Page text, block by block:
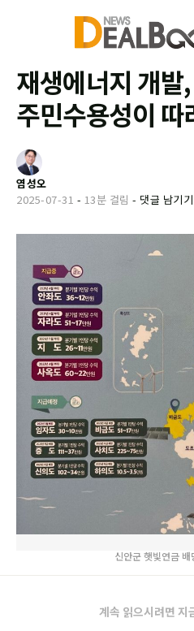
재생에너지 개발
주민수용성이 따
염성오
2025-07-31 - 13분 걸림 - 댓글 남기기
신안군 햇빛연금
계속 읽으시려면 지